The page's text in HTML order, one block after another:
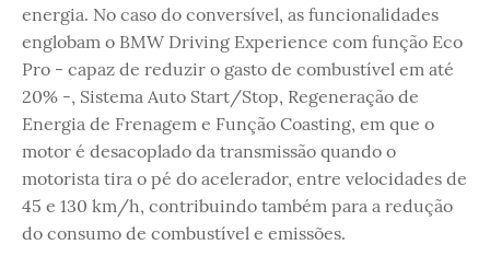
energia. No caso do conversível, as funcionalidades
englobam o BMW Driving Experience com função Eco
Pro - capaz de reduzir o gasto de combustível em até
20% -, Sistema Auto Start/Stop, Regeneração de
Energia de Frenagem e Função Coasting, em que o
motor é desacoplado da transmissão quando o
motorista tira o pé do acelerador, entre velocidades de
45 e 130 km/h, contribuindo também para a redução
do consumo de combustível e emissões.